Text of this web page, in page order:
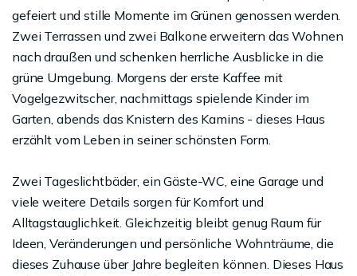
gefeiert und stille Momente im Grünen genossen werden.
Zwei Terrassen und zwei Balkone erweitern das Wohnen
nach draußen und schenken herrliche Ausblicke in die
grüne Umgebung. Morgens der erste Kaffee mit
Vogelgezwitscher, nachmittags spielende Kinder im
Garten, abends das Knistern des Kamins - dieses Haus
erzählt vom Leben in seiner schönsten Form.
Zwei Tageslichtbäder, ein Gäste-WC, eine Garage und
viele weitere Details sorgen für Komfort und
Alltagstauglichkeit. Gleichzeitig bleibt genug Raum für
Ideen, Veränderungen und persönliche Wohnträume, die
dieses Zuhause über Jahre begleiten können. Dieses Haus